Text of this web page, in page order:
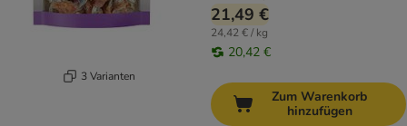
3 Varianten
21,49 €
24,42 € / kg
20,42 €
Zum Warenkorb
hinzufügen